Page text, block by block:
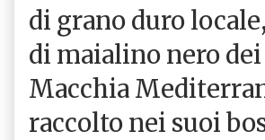
di grano duro
di maialino nero
Macchia
raccolto nei suoi